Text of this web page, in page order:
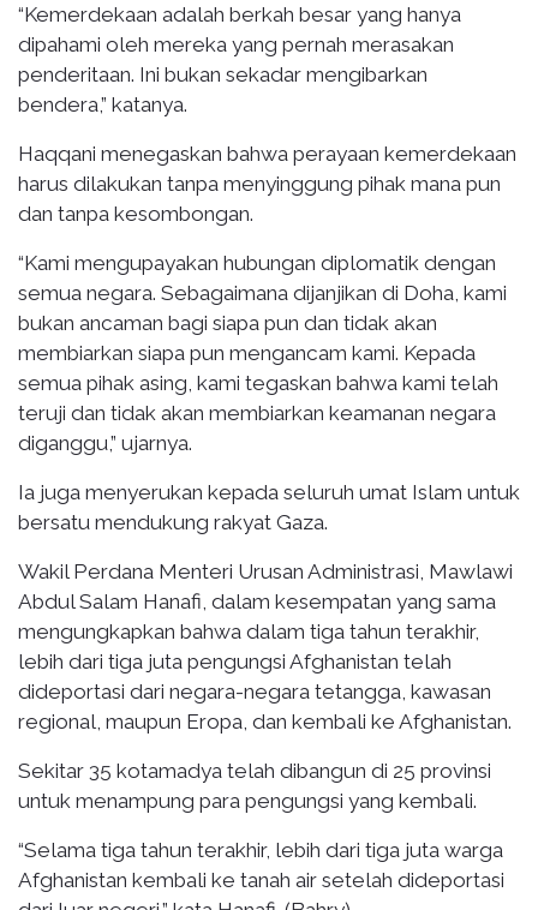
“Kemerdekaan adalah berkah besar yang hanya
dipahami oleh mereka yang pernah merasakan
penderitaan. Ini bukan sekadar mengibarkan
bendera,” katanya.
Haqqani menegaskan bahwa perayaan kemerdekaan
harus dilakukan tanpa menyinggung pihak mana pun
dan tanpa kesombongan.
“Kami mengupayakan hubungan diplomatik dengan
semua negara. Sebagaimana dijanjikan di Doha, kami
bukan ancaman bagi siapa pun dan tidak akan
membiarkan siapa pun mengancam kami. Kepada
semua pihak asing, kami tegaskan bahwa kami telah
teruji dan tidak akan membiarkan keamanan negara
diganggu,” ujarnya.
Ia juga menyerukan kepada seluruh umat Islam untuk
bersatu mendukung rakyat Gaza.
Wakil Perdana Menteri Urusan Administrasi, Mawlawi
Abdul Salam Hanafi, dalam kesempatan yang sama
mengungkapkan bahwa dalam tiga tahun terakhir,
lebih dari tiga juta pengungsi Afghanistan telah
dideportasi dari negara-negara tetangga, kawasan
regional, maupun Eropa, dan kembali ke Afghanistan.
Sekitar 35 kotamadya telah dibangun di 25 provinsi
untuk menampung para pengungsi yang kembali.
“Selama tiga tahun terakhir, lebih dari tiga juta warga
Afghanistan kembali ke tanah air setelah dideportasi